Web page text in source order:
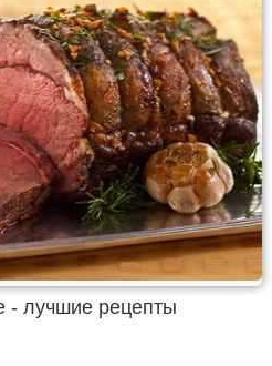
- лучшие рецепты